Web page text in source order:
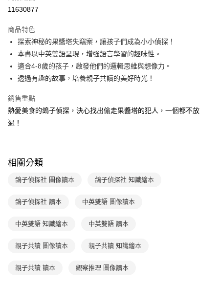
LINE Pay
大哥付你分期
相關說明
【大哥付你分期使用說明】
1.本服務由台灣大哥大提供，台灣大哥大用戶可立即使用無須另外申請。
2.付款方式選擇「大哥付你分期」，訂單成立後會自動跳轉到大哥付的交易
成交易。
3.實際核准額度、可分期數及費用金額請依後續交易確認頁面所載為準。
4.訂單成立30分鐘內，如未前往確認交易或遇審核未通過，訂單將自動取
消。如遇「轉專審核」未通過狀況，表示未達大哥付你分期系統評分，恕無
醒簡訊。
2.透過簡訊連結打開帳單後，可選擇「超商條碼／台灣大直營門市／銀行轉
帳／街口支付／iPASS MONEY」等通路繳費。
1.本服務係由「台灣大哥大股份有限公司」（以下簡稱本公司）所提供，讓
買賣價金債權讓與本公司後，依約使用本公司帳單繳交帳款。
由本公司與您本人進行分期帳單所需資料之確認、核對及更正。
AFTEE先享後付
相關說明
AFTEE先享後付是「在收到商品之後才付款」的支付方式。 讓您購物簡單
便利好安心！
１．簡單：不需註冊會員、不需綁卡、不需儲值。
２．便利：只要手機號碼，簡訊認證，即可結帳。
１．於結帳方式選擇「AFTEE先享後付」後，將跳轉至「AFTEE先享後付」
２．訂單成立數日內，您將收到繳費通知簡訊。
ATM／網路銀行／等多元方式進行付款，方視為交易完成。
※ 請注意：結帳手續完成當下不需立刻繳費，但若您需要取消訂單，請聯絡
後付繳納相關費用。
是否繳費成功／繳費後需取消欲退款等相關疑問，請聯繫「AFTEE先享後付
客戶支援中心」https://netprotections.freshdesk.com/support/home
【注意事項】
ATM付款
運送方式
每筆NT$70，滿NT$800(含以上)免運費
國內宅配/郵寄 (不適用離島、海外及郵局i郵箱)
每筆NT$200
海外包裹航空運送
11630877
商品特色
探索神秘的果醬塔失竊案，讓孩子們成為小小偵探！
本書以中英雙語呈現，增強語言學習的趣味性。
適合4-8歲的孩子，啟發他們的邏輯思維與想像力。
透過有趣的故事，培養親子共讀的美好時光！
銷售重點
熱愛美食的鴿子偵探，決心找出偷走果醬塔的犯人，一個都不放
過！
相關分類
鴿子偵探社 圖像讀本 鴿子偵探社 知識繪本
鴿子偵探社 讀本 中英雙語 圖像讀本
中英雙語 知識繪本 中英雙語 讀本
親子共讀 圖像讀本 親子共讀 知識繪本
親子共讀 讀本 觀察推理 圖像讀本